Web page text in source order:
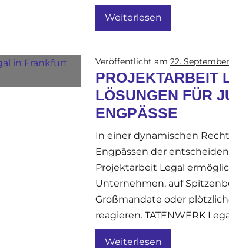
Weiterlesen
Veröffentlicht am 22.
PROJEKTARBEIT
LÖSUNGEN FÜR
ENGPÄSSE
In einer dynamischen
Engpässen der
Projektarbeit Legal
Unternehmen, auf
Großmandate oder
reagieren. TATENWERK
Weiterlesen